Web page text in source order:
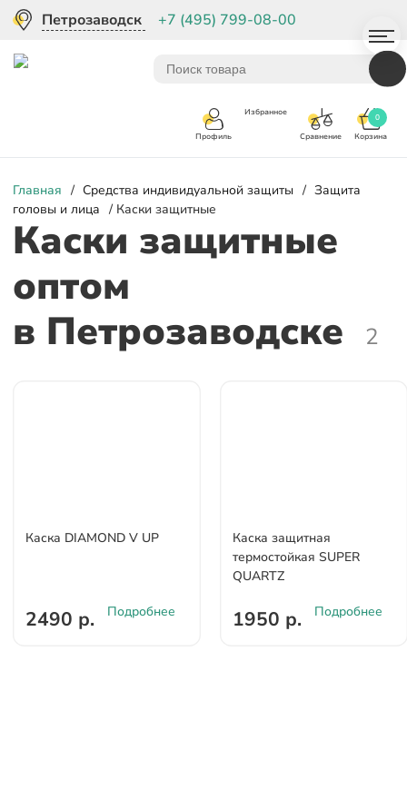
Петрозаводск +7 (495) 799-08-00
Профиль
Избранное
Сравнение Корзина
0
Главная / Средства индивидуальной защиты / Защита
головы и лица / Каски защитные
Каски защитные
оптом
в Петрозаводске
2
Каска DIAMOND V UP
2490 р. Подробнее
Каска защитная
термостойкая SUPER
QUARTZ
1950 р. Подробнее